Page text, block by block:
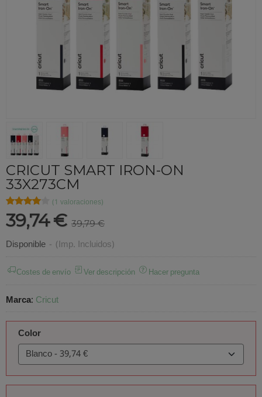
CRICUT SMART IRON-ON
33X273CM
★★★★★
★★★★★ (1 valoraciones)
39,74 € 39,79 €
Disponible - (Imp. Incluidos)
Costes de envío Ver descripción Hacer pregunta
Marca: Cricut
Color